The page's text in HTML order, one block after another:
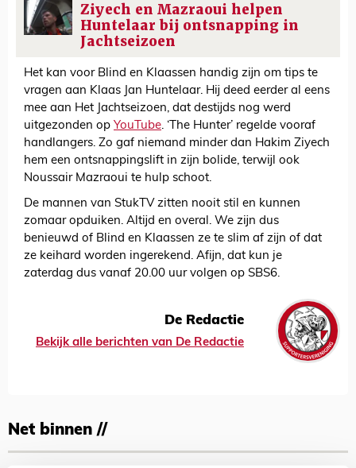
Ziyech en Mazraoui helpen
Huntelaar bij ontsnapping in
Jachtseizoen
Het kan voor Blind en Klaassen handig zijn om tips te
vragen aan Klaas Jan Huntelaar. Hij deed eerder al eens
mee aan Het Jachtseizoen, dat destijds nog werd
uitgezonden op YouTube. ‘The Hunter’ regelde vooraf
handlangers. Zo gaf niemand minder dan Hakim Ziyech
hem een ontsnappingslift in zijn bolide, terwijl ook
Noussair Mazraoui te hulp schoot.
De mannen van StukTV zitten nooit stil en kunnen
zomaar opduiken. Altijd en overal. We zijn dus
benieuwd of Blind en Klaassen ze te slim af zijn of dat
ze keihard worden ingerekend. Afijn, dat kun je
zaterdag dus vanaf 20.00 uur volgen op SBS6.
De Redactie
Bekijk alle berichten van De Redactie
Net binnen //